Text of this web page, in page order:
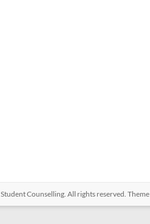
Student Counselling. All rights reserved. Theme